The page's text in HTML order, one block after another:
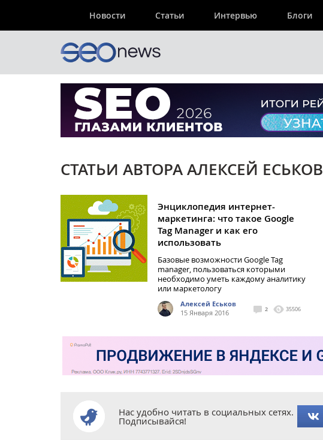
Новости Статьи Интервью Блоги
СТАТЬИ АВТОРА АЛЕКСЕЙ ЕСЬКОВ
Энциклопедия интернет-
маркетинга: что такое Google
Tag Manager и как его
использовать
Базовые возможности Google Tag
manager, пользоваться которыми
необходимо уметь каждому аналитику
или маркетологу
Алексей Еськов
15 Января 2016
2 35506
Нас удобно читать в социальных сетях.
Подписывайся!